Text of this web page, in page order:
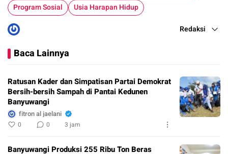
Program Sosial
Usia Harapan Hidup
Redaksi
Baca Lainnya
Ratusan Kader dan Simpatisan Partai Demokrat
Bersih-bersih Sampah di Pantai Kedunen
Banyuwangi
fitron al jaelani
0 0 3 jam
Banyuwangi Produksi 255 Ribu Ton Beras